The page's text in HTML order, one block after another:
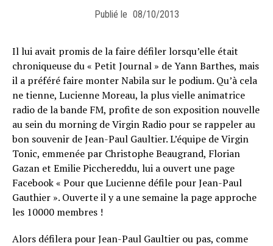
Publié le 08/10/2013
Il lui avait promis de la faire défiler lorsqu’elle était
chroniqueuse du « Petit Journal » de Yann Barthes, mais
il a préféré faire monter Nabila sur le podium. Qu’à cela
ne tienne, Lucienne Moreau, la plus vielle animatrice
radio de la bande FM, profite de son exposition nouvelle
au sein du morning de Virgin Radio pour se rappeler au
bon souvenir de Jean-Paul Gaultier. L’équipe de Virgin
Tonic, emmenée par Christophe Beaugrand, Florian
Gazan et Emilie Picchereddu, lui a ouvert une page
Facebook « Pour que Lucienne défile pour Jean-Paul
Gauthier ». Ouverte il y a une semaine la page approche
les 10000 membres !
Alors défilera pour Jean-Paul Gaultier ou pas, comme